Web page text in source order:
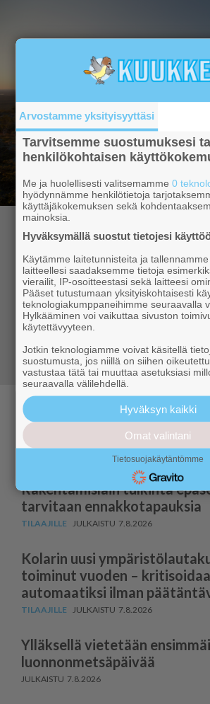
Hyvä lukija,
Kuukkeli tarjoaa sinulle aidosti
ja ajanvietettä – ympärivuotisesti.
ja tiedät aina, mitä Ylläksellä
Siirry tilaamaan
Paikallisia uutisia
Kuntaliiton Paula Mäenpää:
Rakentamislain tulkinta
tarvitaan ennakkotapauksia
7.8.2026
Kolarin uusi
toiminut vuoden –
au­to­maatiksi ilman
7.8.2026
Ylläksellä vietetään
luonnonmetsäpäivää
7.8.2026
Arvostamme yksityisyyttäsi
Tarvitsemme suostumuksesi
henkilökohtaisen
Me ja huolellisesti valitsemamme0
hyödynnämme henkilötietoja
käyttäjäkokemuksen sekä
mainoksia.
Hyväksymällä suostut tietojesi
Käytämme laitetunnisteita ja
laitteellesi saadaksemme tietoja
vierailit, IP-osoitteestasi sekä laitteesi
Pääset tutustumaan yksityiskohtaisesti
teknologiakumppaneihimme seuraavalla
Hylkääminen voi vaikuttaa sivuston
käytettävyyteen.
Jotkin teknologiamme voivat käsitellä
suostumusta, jos niillä on siihen
vastustaa tätä tai muuttaa asetuksiasi
seuraavalla välilehdellä.
Hyväksyn kaikki
Omat valintani
Tietosuojakäytäntömme